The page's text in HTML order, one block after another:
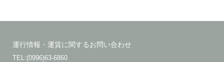
運行情報・運賃に関するお問い合わせ
TEL:(0996)63-6860